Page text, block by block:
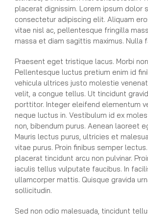
placerat dignissim. Lorem ipsum dolor
consectetur adipiscing elit. Aliquam
vitae nisl ac, pellentesque fringilla
massa et diam sagittis maximus. Nulla
Praesent eget tristique lacus. Morbi
Pellentesque luctus pretium enim id
vehicula ultrices justo molestie
velit, a congue tellus. Ut tincidunt
porttitor. Integer eleifend elementum
neque luctus in. Vestibulum id ex
non, bibendum purus. Aenean laoreet
Mauris lectus purus, ultricies et
vitae purus. Proin finibus semper
placerat tincidunt arcu non pulvinar.
iaculis tellus vulputate faucibus. In
ullamcorper mattis. Quisque gravida
sollicitudin.
Sed non odio malesuada, tincidunt